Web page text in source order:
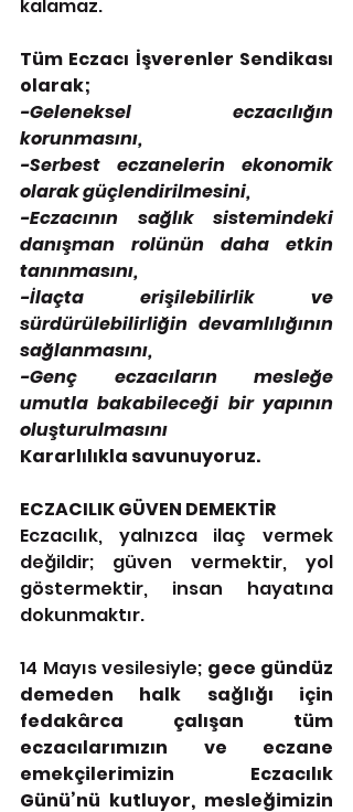
kalamaz.
Tüm Eczacı İşverenler Sendikası
olarak;
-Geleneksel eczacılığın
korunmasını,
-Serbest eczanelerin ekonomik
olarak güçlendirilmesini,
-Eczacının sağlık sistemindeki
danışman rolünün daha etkin
tanınmasını,
-İlaçta erişilebilirlik ve
sürdürülebilirliğin devamlılığının
sağlanmasını,
-Genç eczacıların mesleğe
umutla bakabileceği bir yapının
oluşturulmasını
Kararlılıkla savunuyoruz.
ECZACILIK GÜVEN DEMEKTİR
Eczacılık, yalnızca ilaç vermek
değildir; güven vermektir, yol
göstermektir, insan hayatına
dokunmaktır.
14 Mayıs vesilesiyle; gece gündüz
demeden halk sağlığı için
fedakârca çalışan tüm
eczacılarımızın ve eczane
emekçilerimizin Eczacılık
Günü’nü kutluyor, mesleğimizin